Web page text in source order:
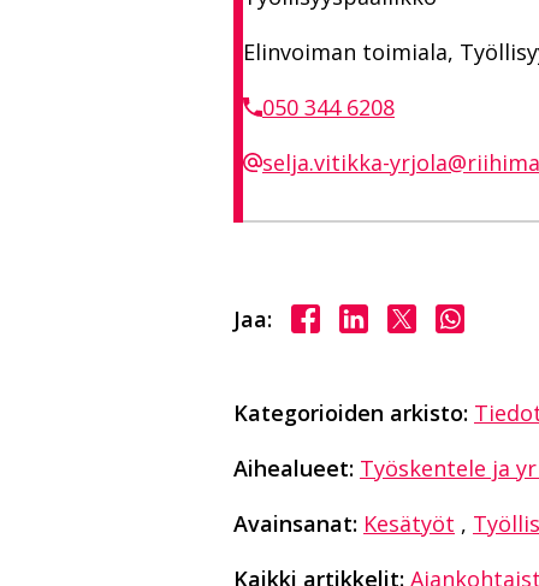
Elinvoiman toimiala,
050 344 6208
selja.vitikka-
Jaa: Jaa Facebookissa
Jaa LinkedInissä
Jaa X:ssä
Jaa
Kategorioiden arkisto:
Aihealueet: Työskentele ja
Avainsanat: Kesätyöt ,
Kaikki artikkelit: